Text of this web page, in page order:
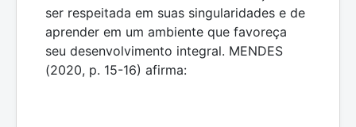
ser respeitada em suas singularidades e de
aprender em um ambiente que favoreça
seu desenvolvimento integral. MENDES
(2020, p. 15-16) afirma: